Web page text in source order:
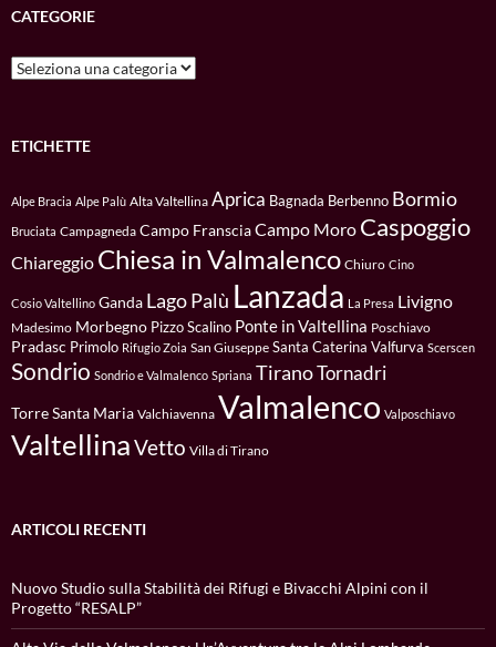
CATEGORIE
Categorie
ETICHETTE
Alpe Bracia Alpe Palù Alta Valtellina Aprica Bagnada Berbenno Bormio
Bruciata Campagneda Campo FransciaCampo Moro Caspoggio
Chiareggio Chiesa in Valmalenco Chiuro Cino
Cosio Valtellino Ganda Lago Palù Lanzada La Presa Livigno
Madesimo Morbegno Pizzo Scalino Ponte in Valtellina Poschiavo
Pradasc Primolo Rifugio Zoia San Giuseppe Santa Caterina Valfurva Scerscen
Sondrio Sondrio e Valmalenco Spriana TiranoTornadri
Torre Santa Maria Valchiavenna Valmalenco Valposchiavo
ValtellinaVetto Villa di Tirano
ARTICOLI RECENTI
Nuovo Studio sulla Stabilità dei Rifugi e Bivacchi Alpini con il
Progetto “RESALP”